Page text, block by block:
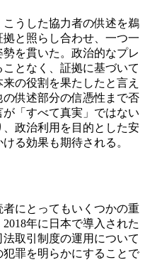
うした協力者の供述を鵜
と照らし合わせ、一つ一
を貫いた。政治的なプレ
となく、証拠に基づいて
の役割を果たしたと言え
供述部分の信憑性まで否
「すべて真実」ではない
政治利用を目的とした安
る効果も期待される。
にとってもいくつかの重
年に日本で導入された
法取引制度の運用について
罪を明らかにすることで